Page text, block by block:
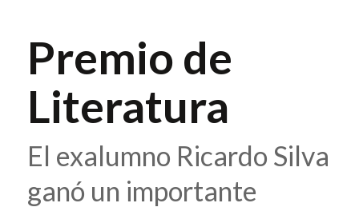
Premio de
Literatura
El exalumno Ricardo Silva
ganó un importante